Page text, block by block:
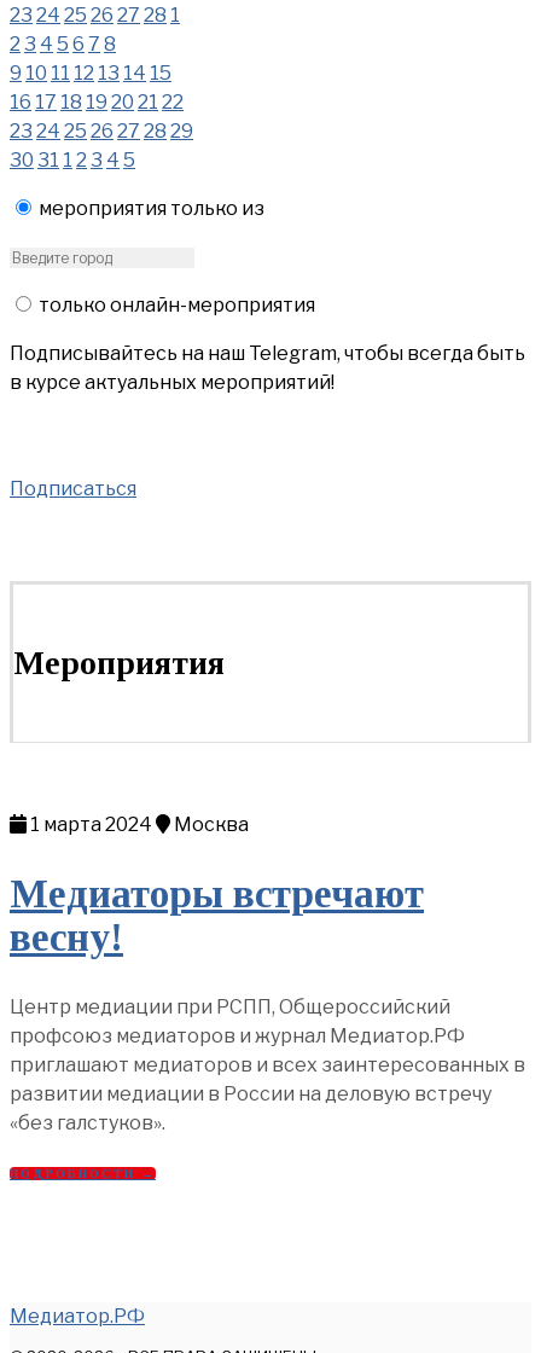
23 24 25 26 27 28 1
2 3 4 5 6 7 8
9 10 11 12 13 14 15
16 17 18 19 20 21 22
23 24 25 26 27 28 29
30 31 1 2 3 4 5
мероприятия только из
только онлайн-мероприятия
Подписывайтесь на наш Telegram, чтобы всегда быть
в курсе актуальных мероприятий!
Подписаться
Мероприятия
1 марта 2024 Москва
Медиаторы встречают
весну!
Центр медиации при РСПП, Общероссийский
профсоюз медиаторов и журнал Медиатор.РФ
приглашают медиаторов и всех заинтересованных в
развитии медиации в России на деловую встречу
«без галстуков».
ПОДРОБНОСТИ →
Медиатор.РФ